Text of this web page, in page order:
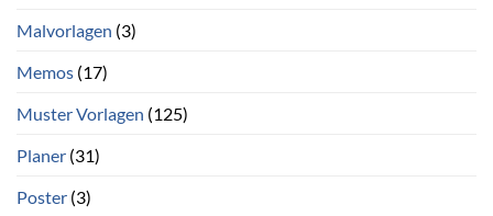
Malvorlagen (3)
Memos (17)
Muster Vorlagen (125)
Planer (31)
Poster (3)